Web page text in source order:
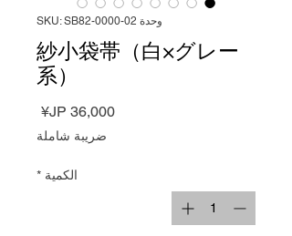
وحدة SKU: SB82-0000-02
紗小袋帯（白×グレー
系）
السعر
ضريبة شاملة
الكمية *